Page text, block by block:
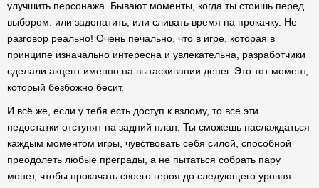
улучшить персонажа. Бывают моменты, когда ты стоишь перед
выбором: или задонатить, или сливать время на прокачку. Не
разговор реально! Очень печально, что в игре, которая в
принципе изначально интересна и увлекательна, разработчики
сделали акцент именно на вытаскивании денег. Это тот момент,
который безбожно бесит.
И всё же, если у тебя есть доступ к взлому, то все эти
недостатки отступят на задний план. Ты сможешь наслаждаться
каждым моментом игры, чувствовать себя силой, способной
преодолеть любые преграды, а не пытаться собрать пару
монет, чтобы прокачать своего героя до следующего уровня.